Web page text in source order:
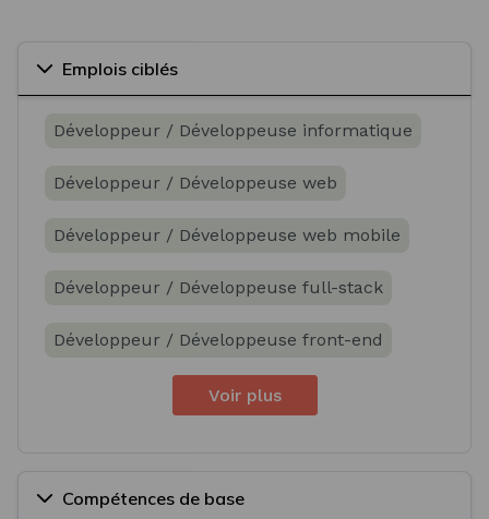
Emplois ciblés
Développeur / Développeuse informatique
Développeur / Développeuse web
Développeur / Développeuse web mobile
Développeur / Développeuse full-stack
Développeur / Développeuse front-end
Voir plus
Compétences de base